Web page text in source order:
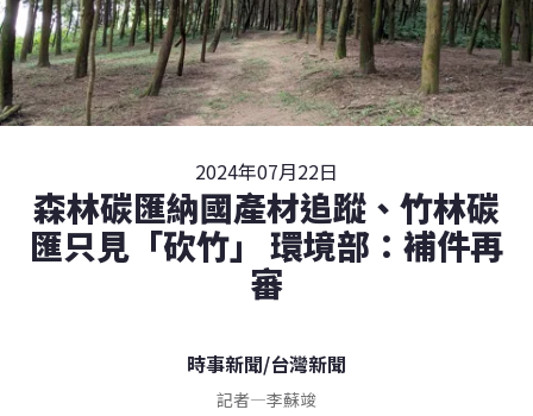
2024年07月22日
森林碳匯納國產材追蹤、竹林碳
匯只見「砍竹」 環境部：補件再
審
時事新聞/台灣新聞
記者—李蘇竣